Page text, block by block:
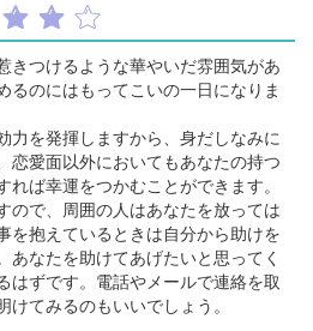
つけるような華やいだ雰囲気があ
るのにはもってこいの一日になりま
を発揮しますから、身だしなみに
恋愛面以外においてもあなたの持つ
ば幸運をつかむことができます。
で、周囲の人はあなたを放っては
を抱えているときは自分から助けを
あなたを助けてあげたいと思ってく
はずです。電話やメールで連絡を取
けてみるのもいいでしょう。